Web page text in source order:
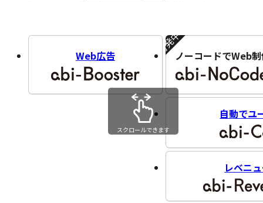
Web広告 ノーコードでWeb
開発中!!
自動でユ
レベニ
スクロールできます